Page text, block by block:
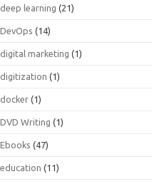
deep learning (21)
DevOps (14)
digital marketing (1)
digitization (1)
docker (1)
DVD Writing (1)
Ebooks (47)
education (11)